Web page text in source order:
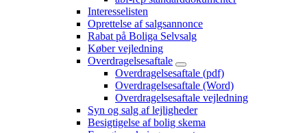
Interesselisten
Oprettelse af salgsannonce
Rabat på Boliga Selvsalg
Køber vejledning
Overdragelsesaftale
Overdragelsesaftale (pdf)
Overdragelsesaftale (Word)
Overdragelsesaftale vejledning
Syn og salg af lejligheder
Besigtigelse af bolig skema